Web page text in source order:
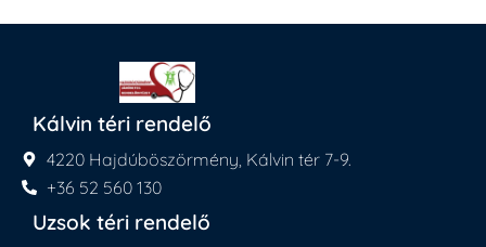
Kálvin téri rendelő
4220 Hajdúböszörmény, Kálvin tér 7-9.
+36 52 560 130
Uzsok téri rendelő